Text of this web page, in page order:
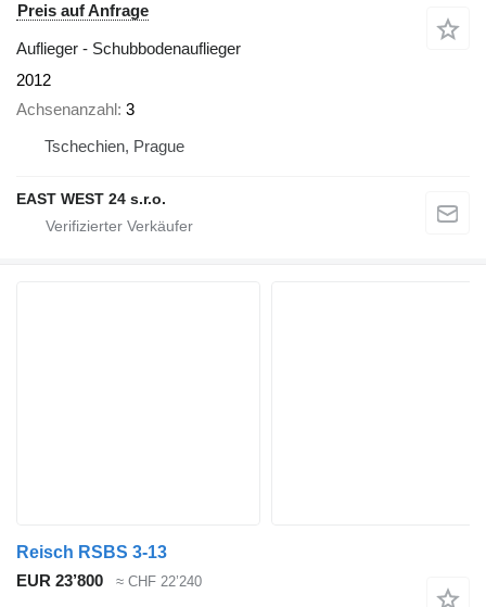
Preis auf Anfrage
Auflieger - Schubbodenauflieger
2012
Achsenanzahl 3
Tschechien, Prague
EAST WEST 24 s.r.o.
Reisch RSBS 3-13
EUR 23’800
≈ CHF 22’240